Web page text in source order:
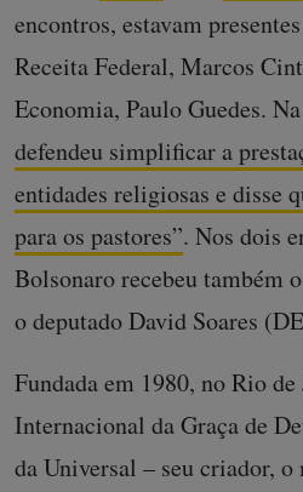
encontros, estavam
Receita Federal, Marcos
Economia, Paulo Guedes.
defendeu simplificar a
entidades religiosas e disse
para os pastores”. Nos dois
Bolsonaro recebeu também
o deputado David Soares
Fundada em 1980, no Rio
Internacional da Graça de
da Universal – seu criador,